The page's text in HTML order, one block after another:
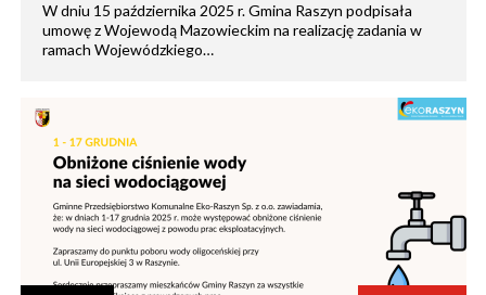
W dniu 15 października 2025 r. Gmina Raszyn podpisała
umowę z Wojewodą Mazowieckim na realizację zadania w
ramach Wojewódzkiego…